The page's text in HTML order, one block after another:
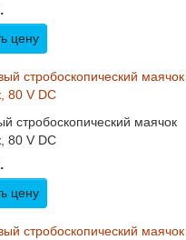
цену
стробоскопический маячок
80 V DC
цену